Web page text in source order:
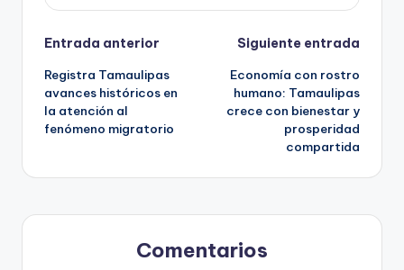
Navegación
de
entradas
Entrada anterior
Registra Tamaulipas
avances históricos en
la atención al
fenómeno migratorio
Siguiente entrada
Economía con rostro
humano: Tamaulipas
crece con bienestar y
prosperidad
compartida
Comentarios